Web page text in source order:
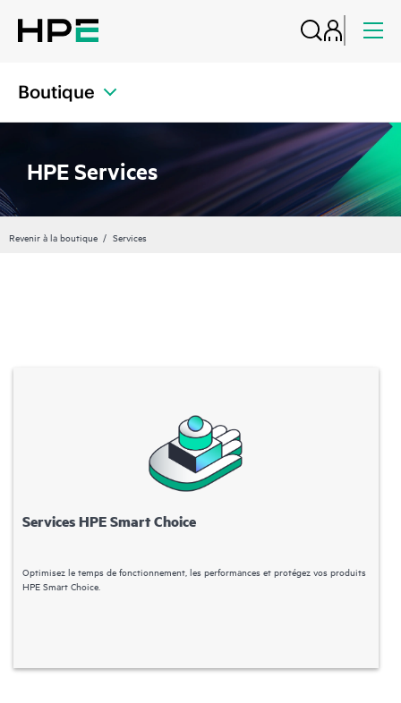
Boutique
HPE Services
Revenir à la boutique Services
Services HPE Smart Choice
Optimisez le temps de fonctionnement, les performances et protégez vos produits
HPE Smart Choice.